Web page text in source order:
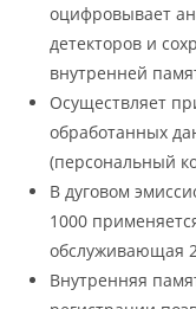
оцифровывает
детекторов и
внутренней
Осуществляет
обработанных
(персональный
В дуговом
1000
обслуживающая
Внутренняя